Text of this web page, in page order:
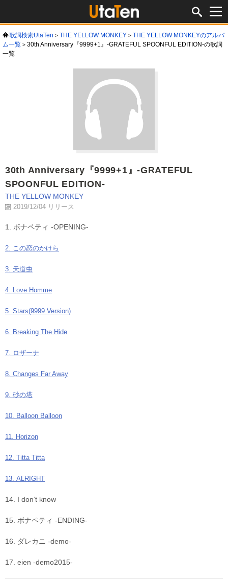
歌詞検索UtaTen THE YELLOW MONKEY
THE YELLOW MONKEYのアルバ
ム一覧
30th Anniversary『9999+1』-GRATEFUL SPOONFUL EDITION-の歌詞
一覧
30th Anniversary『9999+1』-GRATEFUL
SPOONFUL EDITION-
THE YELLOW MONKEY
2019/12/04 リリース
1. ボナペティ -OPENING-
2. この恋のかけら
3. 天道虫
4. Love Homme
5. Stars(9999 Version)
6. Breaking The Hide
7. ロザーナ
8. Changes Far Away
9. 砂の塔
10. Balloon Balloon
11. Horizon
12. Titta Titta
13. ALRIGHT
14. I don’t know
15. ボナペティ -ENDING-
16. ダレカニ -demo-
17. eien -demo2015-